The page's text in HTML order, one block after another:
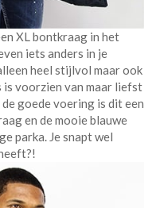
XL bontkraag in het
iets anders in je
heel stijlvol maar ook
voorzien van maar liefst
goede voering is dit een
en de mooie blauwe
parka. Je snapt wel